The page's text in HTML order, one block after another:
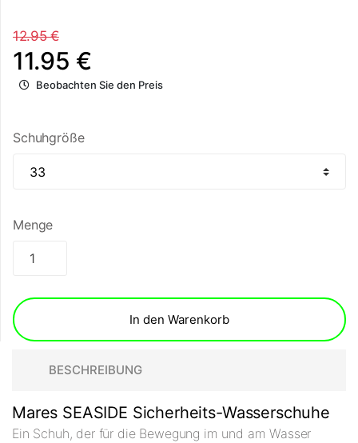
12.95 €
11.95 €
Beobachten Sie den Preis
Schuhgröße
Menge
In den Warenkorb
BESCHREIBUNG
Mares SEASIDE Sicherheits-Wasserschuhe
Ein Schuh, der für die Bewegung im und am Wasser